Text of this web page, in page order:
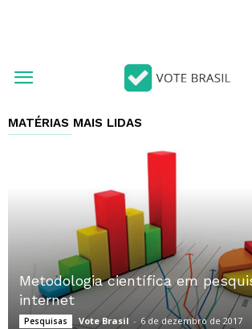
MATÉRIAS MAIS LIDAS
Metodologia científica em
internet
Pesquisas Vote Brasil - 6 de dezembro de 2017